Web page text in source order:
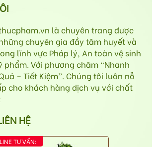
là chuyên trang được
chuyên gia đầy tâm huyết và
lĩnh vực Pháp lý, An toàn vệ sinh
phẩm. Với phương châm “Nhanh
– Tiết Kiệm”. Chúng tôi luôn nỗ
cho khách hàng dịch vụ với chất
HỆ
TƯ VẤN: